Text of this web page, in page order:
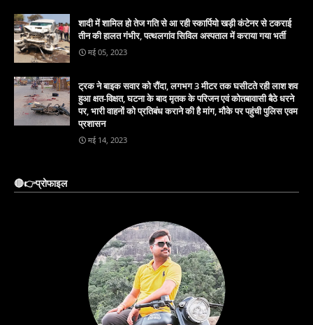
शादी में शामिल हो तेज गति से आ रही स्कार्पियो खड़ी कंटेनर से टकराई
तीन की हालत गंभीर, पत्थलगांव सिविल अस्पताल में कराया गया भर्ती
मई 05, 2023
ट्रक ने बाइक सवार को रौंदा, लगभग 3 मीटर तक घसीटते रही लाश शव
हुआ क्षत-विक्षत, घटना के बाद मृतक के परिजन एवं कोतबावासी बैठे धरने
पर, भारी वाहनों को प्रतिबंध कराने की है मांग, मौके पर पहुंची पुलिस एवम
प्रशासन
मई 14, 2023
🔴👉प्रोफाइल